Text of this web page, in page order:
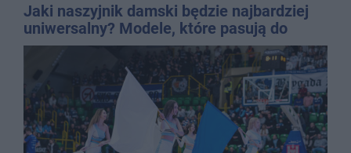
Jaki naszyjnik damski będzie najbardziej
uniwersalny? Modele, które pasują do
wielu stylizacji